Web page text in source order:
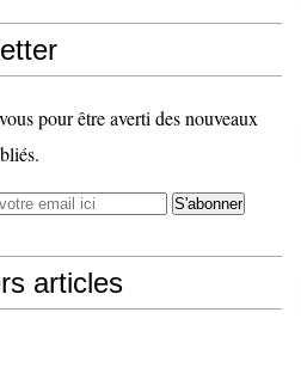
pour être averti des nouveaux
articles